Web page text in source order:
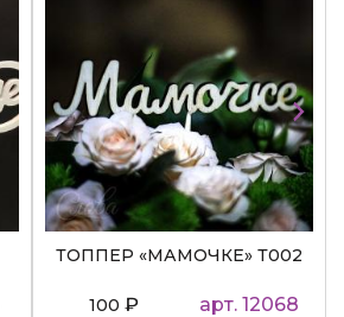
ТОППЕР «МАМОЧКЕ» Т002
100₽ арт. 12068